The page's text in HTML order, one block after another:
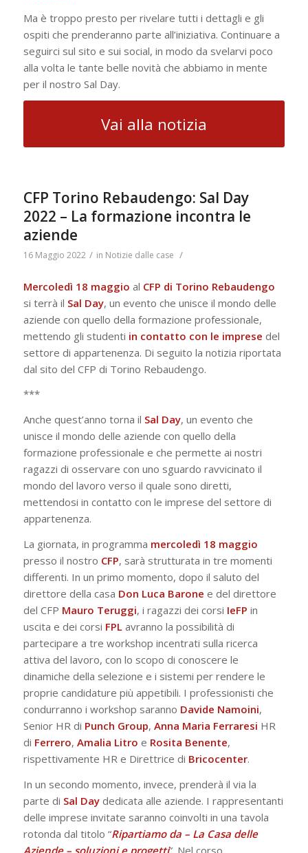
Ma è troppo presto per rivelare tutti i dettagli e gli
ospiti che prenderanno parte all’iniziativa. Continuare a
seguirci sul sito e sui social, in modo da svelarvi poco
alla volta le tante belle novità che abbiamo in mente
per il nostro Sal Day.
Vai alla notizia
CFP Torino Rebaudengo: Sal Day
2022 – La formazione incontra le
aziende
16 Maggio 2022 / in Notizie dalle case /
Mercoledì 18 maggio al CFP di Torino Rebaudengo
si terrà il Sal Day, un evento che unisce il mondo delle
aziende con quello della formazione professionale,
mettendo gli studenti in contatto con le imprese del
settore di appartenenza. Di seguito la notizia riportata
dal sito del CFP di Torino Rebaudengo.
***
Anche quest’anno torna il Sal Day, un evento che
unisce il mondo delle aziende con quello della
formazione professionale e che permette ai nostri
ragazzi di osservare con uno sguardo ravvicinato il
mondo del lavoro verso il quale sono diretti,
mettendosi in contatto con le imprese del settore di
appartenenza.
La giornata, in programma mercoledì 18 maggio
presso il nostro CFP, sarà strutturata in tre momenti
differenti. In un primo momento, dopo il saluto del
direttore della casa Don Luca Barone e del direttore
del CFP Mauro Teruggi, i ragazzi dei corsi IeFP in
uscita e dei corsi FPLavranno la possibilità di
partecipare a tre workshop incentrati sulla ricerca
attiva del lavoro, con lo scopo di conoscere le
dinamiche della selezione e i sistemi per rendere le
proprie candidature più appetibili. I professionisti che
condurranno i workshop saranno Davide Namoini,
Senior HR di Punch Group, Anna Maria Ferraresi HR
di Ferrero, Amalia Litro e Rosita Benente,
rispettivamente HR e Direttrice di Bricocenter.
In un secondo momento, invece, prenderà il via la
parte di Sal Daydedicata alle aziende. I rappresentanti
delle imprese invitate saranno coinvolti in una tavola
rotonda dal titolo “Ripartiamo da – La Casa delle
Aziende – soluzioni e progetti”. Nel corso